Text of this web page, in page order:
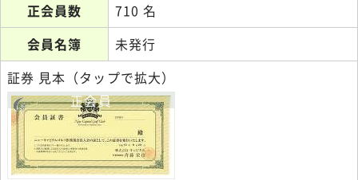
正会員数
710 名
会員名簿
未発行
証券 見本（タップで拡大）
正会員